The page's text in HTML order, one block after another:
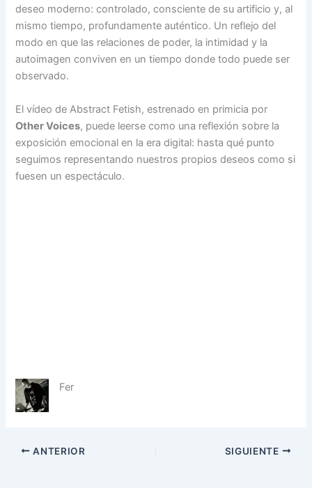
deseo moderno: controlado, consciente de su artificio y, al
mismo tiempo, profundamente auténtico. Un reflejo del
modo en que las relaciones de poder, la intimidad y la
autoimagen conviven en un tiempo donde todo puede ser
observado.
El vídeo de Abstract Fetish, estrenado en primicia por
Other Voices, puede leerse como una reflexión sobre la
exposición emocional en la era digital: hasta qué punto
seguimos representando nuestros propios deseos como si
fuesen un espectáculo.
Fer
ANTERIOR SIGUIENTE